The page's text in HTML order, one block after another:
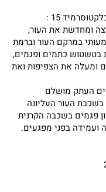
15 :
ומחדשת את העור,
במרקם העור וברמת
בטשטוש כתמים ופגמים,
ומעלה את הצפיפות ואת
2,3,6 מהווים העתק מושלם
העור העליונה
פגמים בשכבה הקרנית
ועמידה בפני מפגעים.